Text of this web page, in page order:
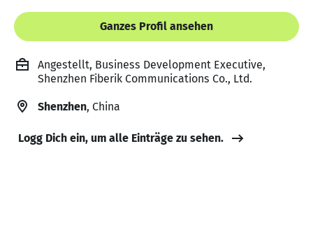
Ganzes Profil ansehen
Angestellt, Business Development Executive,
Shenzhen Fiberik Communications Co., Ltd.
Shenzhen, China
Logg Dich ein, um alle Einträge zu sehen.